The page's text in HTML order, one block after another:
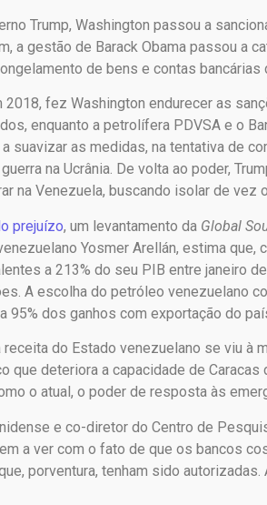
Trump, Washington passou a
a gestão de Barack Obama passou a
de bens e contas
fez Washington endurecer as
enquanto a petrolífera PDVSA e o
suavizar as medidas, na tentativa de
na Ucrânia. De volta ao poder,
na Venezuela, buscando isolar de vez
prejuízo, um levantamento da Global
Yosmer Arellán, estima que,
a 213% do seu PIB entre janeiro
A escolha do petróleo venezuelano
95% dos ganhos com exportação do
do Estado venezuelano se viu à
que deteriora a capacidade de
o atual, o poder de resposta às
e co-diretor do Centro de
a ver com o fato de que os bancos
porventura, tenham sido